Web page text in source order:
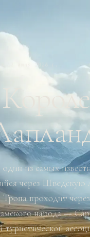
13 июня 2026 г.
из самых
через Шведскую
проходит
народа —